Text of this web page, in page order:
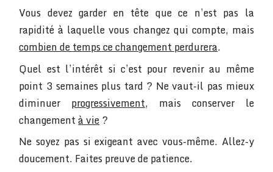
Vous devez garder en tête que ce n’est pas la
rapidité à laquelle vous changez qui compte, mais
combien de temps ce changement perdurera.
Quel est l’intérêt si c’est pour revenir au même
point 3 semaines plus tard ? Ne vaut-il pas mieux
diminuer progressivement, mais conserver le
changementà vie?
Ne soyez pas si exigeant avec vous-même. Allez-y
doucement. Faites preuve de patience.